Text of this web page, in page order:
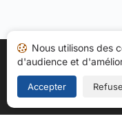
Accueil Mes avis
Politique de
Copyright © 2026
Nous utilisons des
d'audience et
Accepter